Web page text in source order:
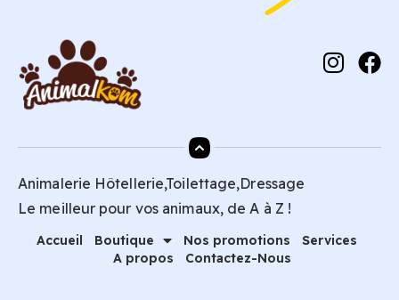
Animalerie Hôtellerie,Toilettage,Dressage
Le meilleur pour vos animaux, de A à Z !
Accueil Boutique Nos promotions
Services
A propos
Contactez-Nous